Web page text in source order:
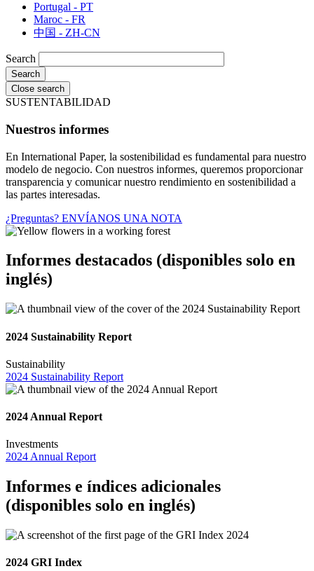
Portugal - PT
Maroc - FR
中国 - ZH-CN
Search
Close search
SUSTENTABILIDAD
Nuestros informes
En International Paper, la sostenibilidad es fundamental para nuestro
modelo de negocio. Con nuestros informes, queremos proporcionar
transparencia y comunicar nuestro rendimiento en sostenibilidad a
las partes interesadas.
¿Preguntas? ENVÍANOS UNA NOTA
Informes destacados (disponibles solo en
inglés)
2024 Sustainability Report
Sustainability
2024 Sustainability Report
2024 Annual Report
Investments
2024 Annual Report
Informes e índices adicionales
(disponibles solo en inglés)
2024 GRI Index